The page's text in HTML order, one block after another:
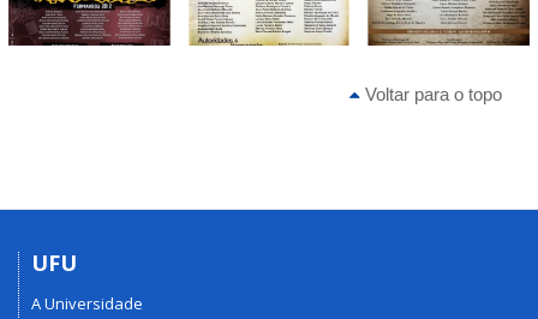
Voltar para o topo
UFU
A Universidade